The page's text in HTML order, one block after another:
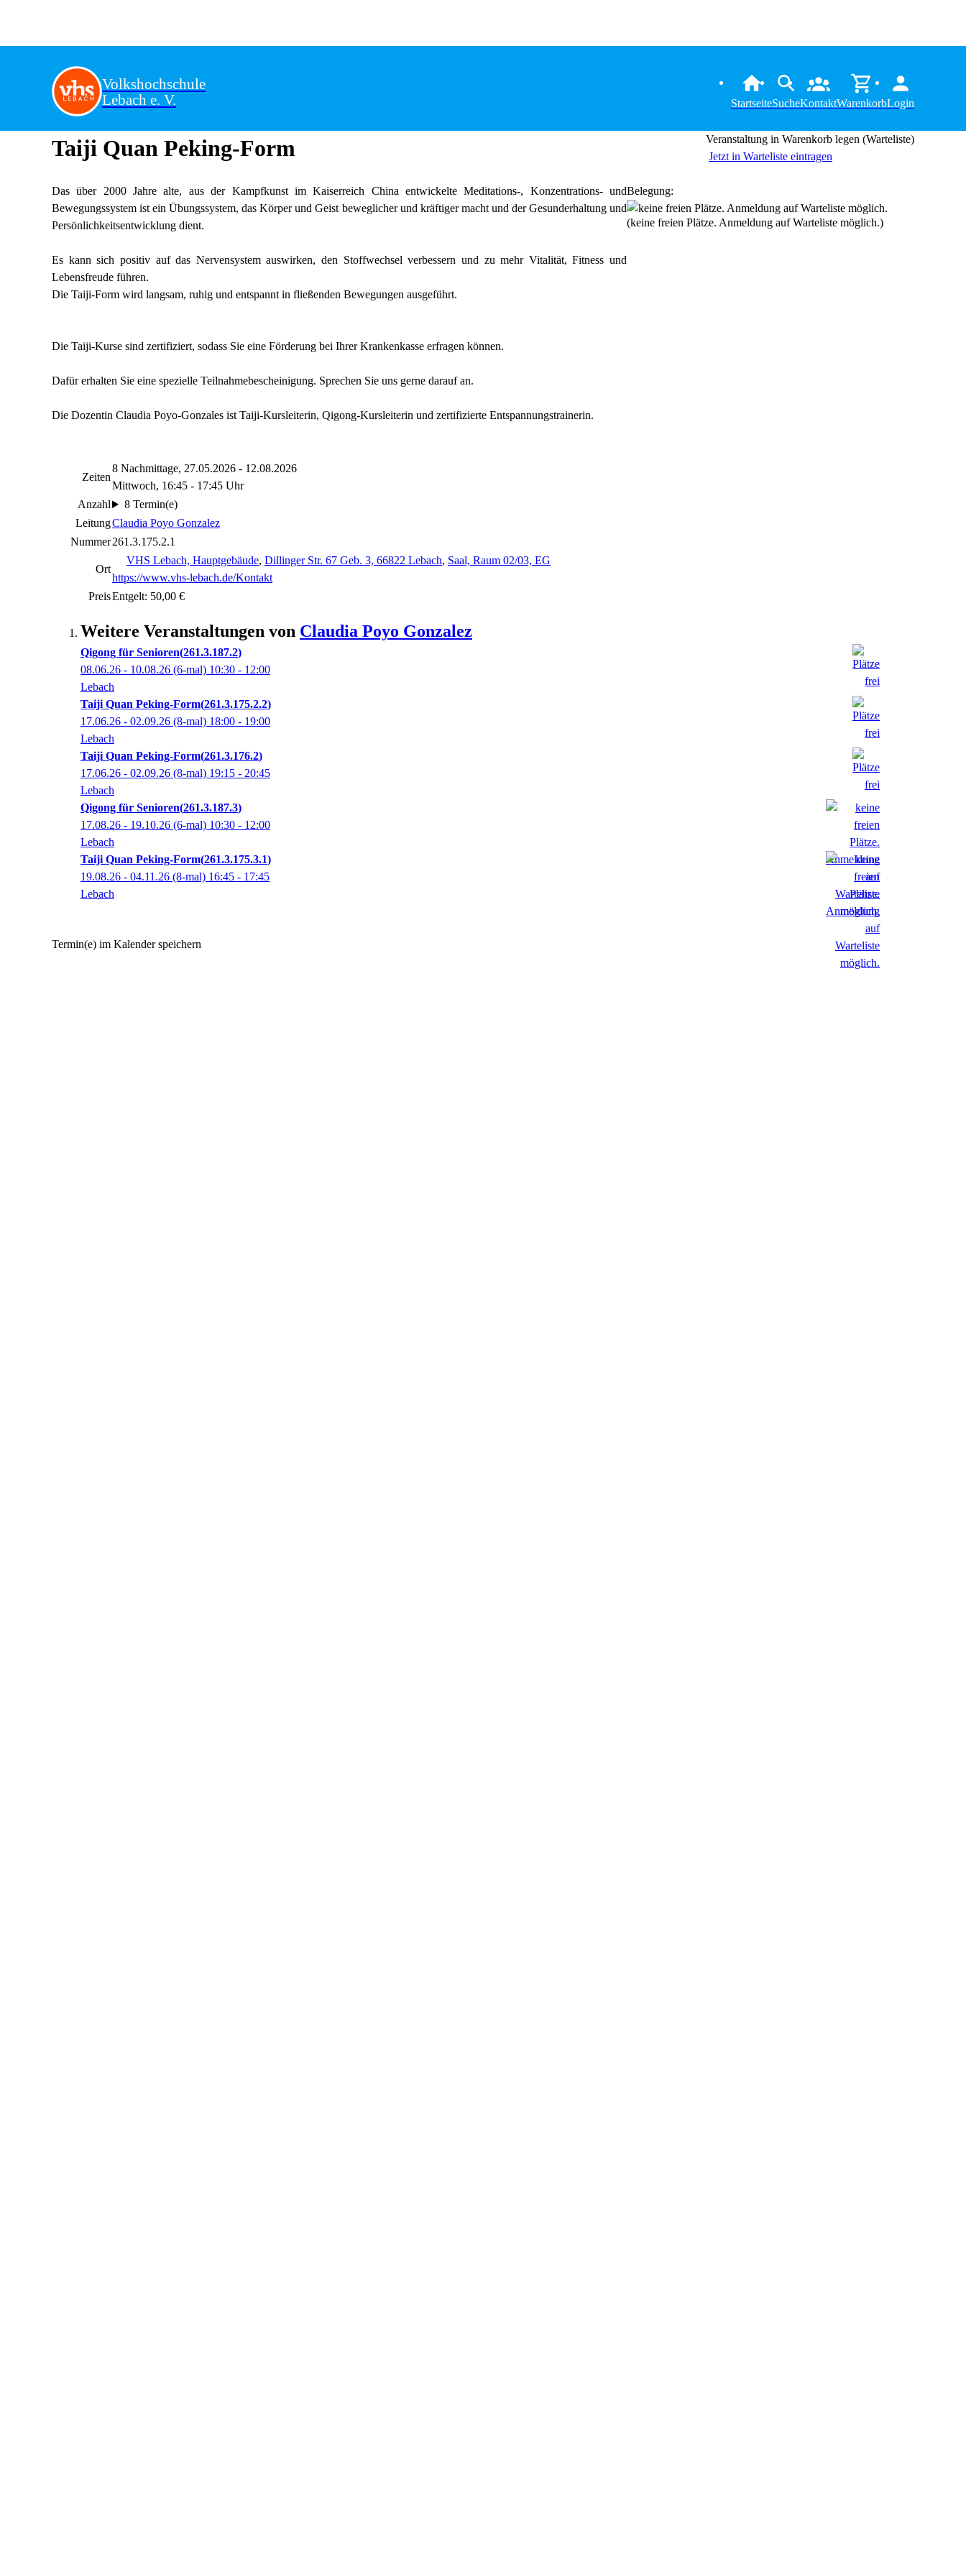
Volkshochschule
Lebach e. V.
StartseiteSucheKontaktWarenkorbLogin
Taiji Quan Peking-Form
Das über 2000 Jahre alte, aus der Kampfkunst im Kaiserreich China entwickelte Meditations-, Konzentrations- und
Bewegungssystem ist ein Übungssystem, das Körper und Geist beweglicher und kräftiger macht und der Gesunderhaltung und
Persönlichkeitsentwicklung dient.
Es kann sich positiv auf das Nervensystem auswirken, den Stoffwechsel verbessern und zu mehr Vitalität, Fitness und
Lebensfreude führen.
Die Taiji-Form wird langsam, ruhig und entspannt in fließenden Bewegungen ausgeführt.
Die Taiji-Kurse sind zertifiziert, sodass Sie eine Förderung bei Ihrer Krankenkasse erfragen können.
Dafür erhalten Sie eine spezielle Teilnahmebescheinigung. Sprechen Sie uns gerne darauf an.
Die Dozentin Claudia Poyo-Gonzales ist Taiji-Kursleiterin, Qigong-Kursleiterin und zertifizierte Entspannungstrainerin.
Zeiten
8 Nachmittage, 27.05.2026 - 12.08.2026
Mittwoch, 16:45 - 17:45 Uhr
Anzahl
8 Termin(e)
LeitungClaudia Poyo Gonzalez
Nummer261.3.175.2.1
Ort
VHS Lebach, Hauptgebäude, Dillinger Str. 67 Geb. 3, 66822 Lebach, Saal, Raum 02/03, EG
https://www.vhs-lebach.de/Kontakt
PreisEntgelt: 50,00 €
Veranstaltung in Warenkorb legen (Warteliste)
Jetzt in Warteliste eintragen
Belegung:
(keine freien Plätze. Anmeldung auf Warteliste möglich.)
Weitere Veranstaltungen von Claudia Poyo Gonzalez
Qigong für Senioren 261.3.187.2
08.06.26 - 10.08.26 (6-mal) 10:30 - 12:00
Lebach
Taiji Quan Peking-Form 261.3.175.2.2
17.06.26 - 02.09.26 (8-mal) 18:00 - 19:00
Lebach
Taiji Quan Peking-Form 261.3.176.2
17.06.26 - 02.09.26 (8-mal) 19:15 - 20:45
Lebach
Qigong für Senioren 261.3.187.3
17.08.26 - 19.10.26 (6-mal) 10:30 - 12:00
Lebach
Taiji Quan Peking-Form 261.3.175.3.1
19.08.26 - 04.11.26 (8-mal) 16:45 - 17:45
Lebach
Termin(e) im Kalender speichern